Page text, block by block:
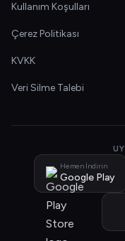
Kullanım Koşulları
Çerez Politikası
KVKK
Veri Silme Talebi
Hemen İndirin
Google Play